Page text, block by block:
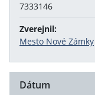
7333146
Zverejnil:
Mesto Nové Zámky
Dátum